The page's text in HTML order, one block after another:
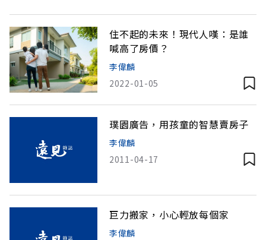
住不起的未來！現代人嘆：是誰
喊高了房價？
李偉麟
2022-01-05
璞園廣告，用孩童的智慧賣房子
李偉麟
2011-04-17
巨力搬家，小心輕放每個家
李偉麟